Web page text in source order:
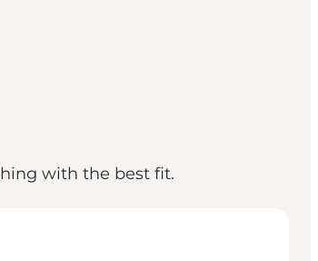
with the best fit.